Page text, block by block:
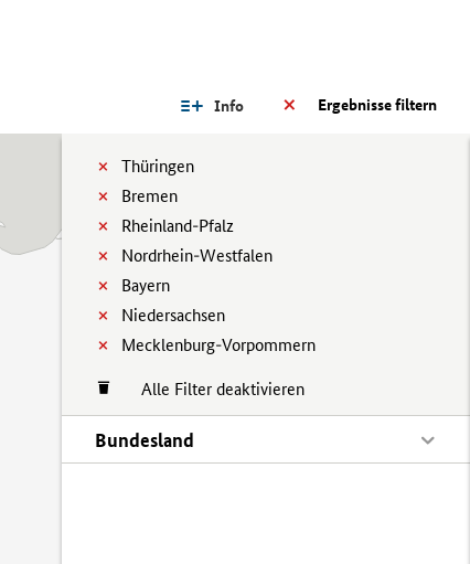
Ergebnisse filtern
Info
Thüringen
Bremen
Rheinland-Pfalz
Nordrhein-Westfalen
Bayern
Niedersachsen
Mecklenburg-Vorpommern
Alle Filter deaktivieren
Bundesland